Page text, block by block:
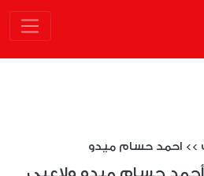
>> احمد حسام ميدو